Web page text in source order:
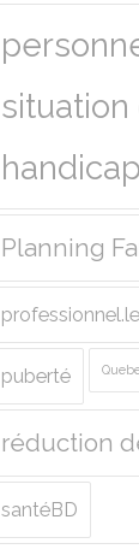
situation
handicap
Planning
puberté
réduction
santéBD